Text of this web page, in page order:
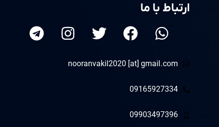
ارتباط با ما
nooranvakil2020 [at] gmail.com
09165927334
09903497396